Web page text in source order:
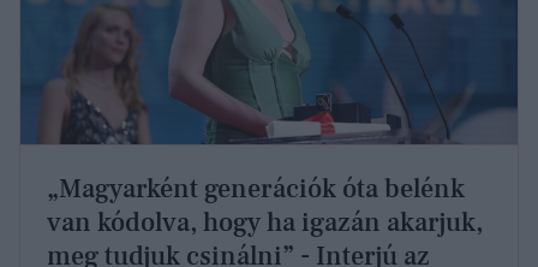
„Magyarként generációk óta belénk
van kódolva, hogy ha igazán akarjuk,
meg tudjuk csinálni” - Interjú az